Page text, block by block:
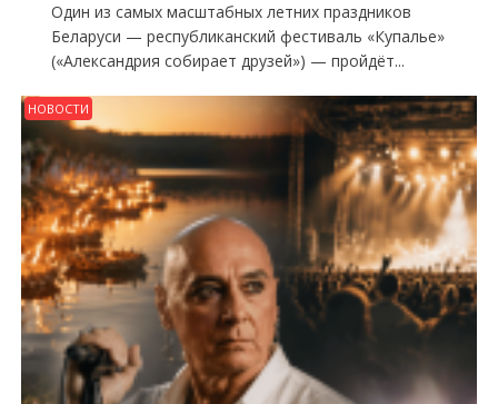
Один из самых масштабных летних праздников
Беларуси — республиканский фестиваль «Купалье»
(«Александрия собирает друзей») — пройдёт...
НОВОСТИ